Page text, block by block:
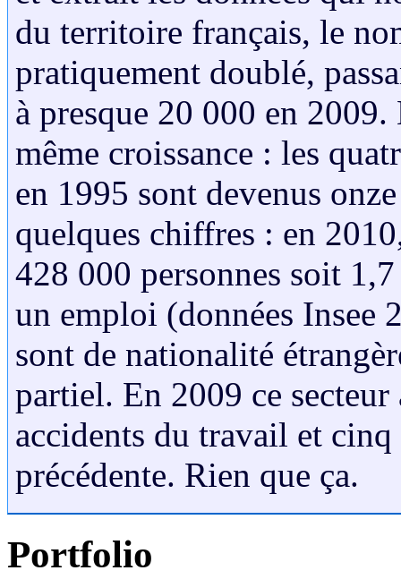
du territoire français, le
pratiquement doublé,
à presque 20 000 en
même croissance : les
en 1995 sont devenus
quelques chiffres : en
428 000 personnes soit
un emploi (données Insee
sont de nationalité
partiel. En 2009 ce
accidents du travail et
précédente. Rien que ça.
Portfolio